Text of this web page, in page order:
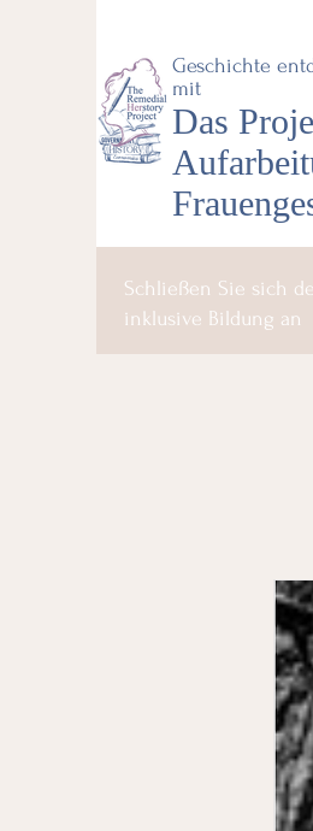
Geschichte
mit
Das
Schließen Sie sich
inklusive Bildung an